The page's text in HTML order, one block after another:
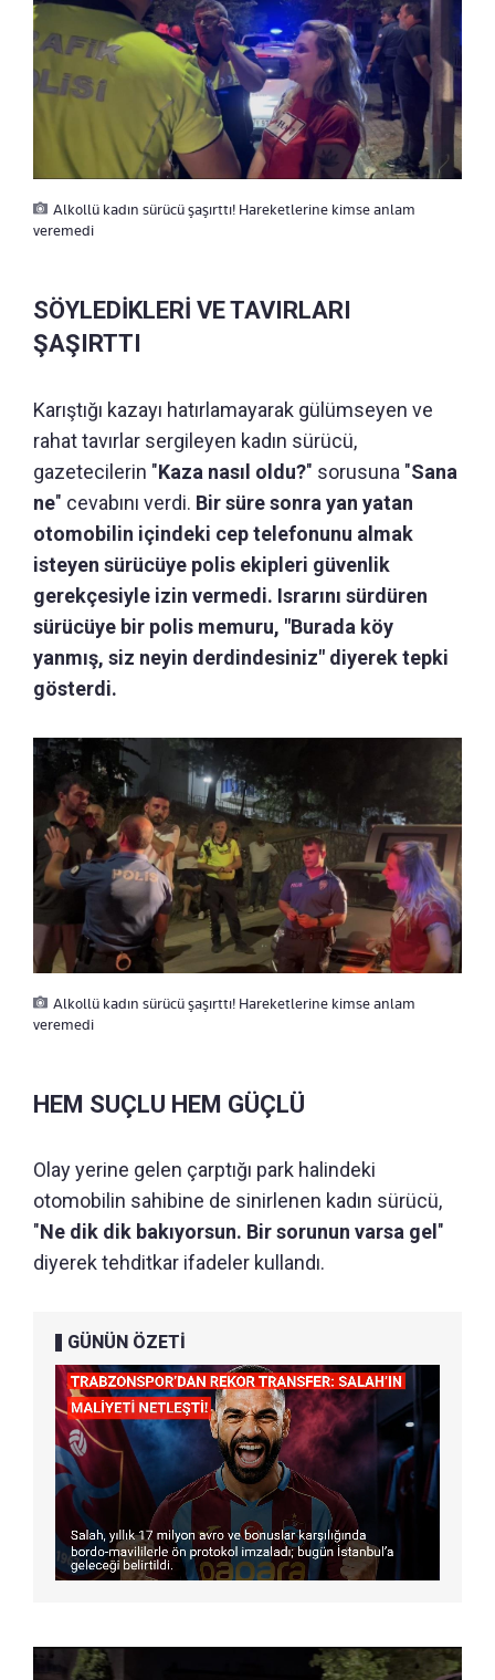
Alkollü kadın sürücü şaşırttı! Hareketlerine kimse anlam
veremedi
SÖYLEDİKLERİ VE TAVIRLARI
ŞAŞIRTTI
Karıştığı kazayı hatırlamayarak gülümseyen ve
rahat tavırlar sergileyen kadın sürücü,
gazetecilerin "Kaza nasıl oldu?" sorusuna "Sana
ne" cevabını verdi. Bir süre sonra yan yatan
otomobilin içindeki cep telefonunu almak
isteyen sürücüye polis ekipleri güvenlik
gerekçesiyle izin vermedi. Israrını sürdüren
sürücüye bir polis memuru, "Burada köy
yanmış, siz neyin derdindesiniz" diyerek tepki
gösterdi.
Alkollü kadın sürücü şaşırttı! Hareketlerine kimse anlam
veremedi
HEM SUÇLU HEM GÜÇLÜ
Olay yerine gelen çarptığı park halindeki
otomobilin sahibine de sinirlenen kadın sürücü,
"Ne dik dik bakıyorsun. Bir sorunun varsa gel"
diyerek tehditkar ifadeler kullandı.
GÜNÜN ÖZETİ